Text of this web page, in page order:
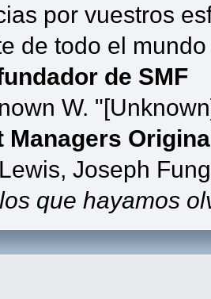
por vuestros
de todo el
de SMF
W.
Managers
Joseph
que hayamos